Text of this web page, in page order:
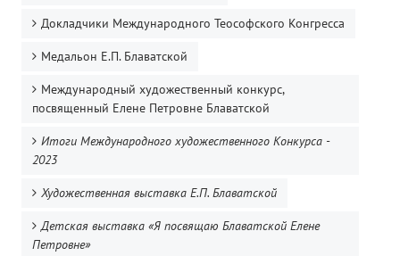
Докладчики Международного Теософского Конгресса
Медальон Е.П. Блаватской
Международный художественный конкурс,
посвященный Елене Петровне Блаватской
Итоги Международного художественного Конкурса -
2023
Художественная выставка Е.П. Блаватской
Детская выставка «Я посвящаю Блаватской Елене
Петровне»